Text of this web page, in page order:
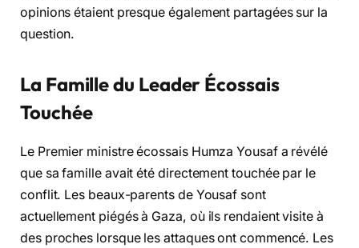
opinions étaient presque également partagées sur la
question.
La Famille du Leader Écossais
Touchée
Le Premier ministre écossais Humza Yousaf a révélé
que sa famille avait été directement touchée par le
conflit. Les beaux-parents de Yousaf sont
actuellement piégés à Gaza, où ils rendaient visite à
des proches lorsque les attaques ont commencé. Les